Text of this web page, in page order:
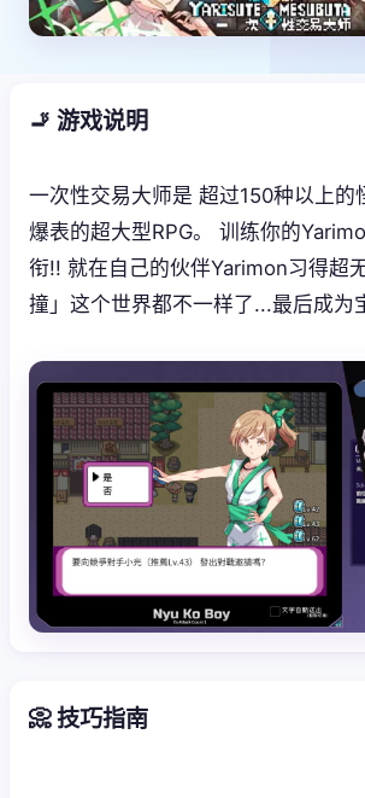
🚬 游戏说明
一次性交易大师是 超过150种以上的
爆表的超大型RPG。 训练你的
衔!! 就在自己的伙伴Yarimon习得超
撞」这个世界都不一样了...最后成为
📀 技巧指南